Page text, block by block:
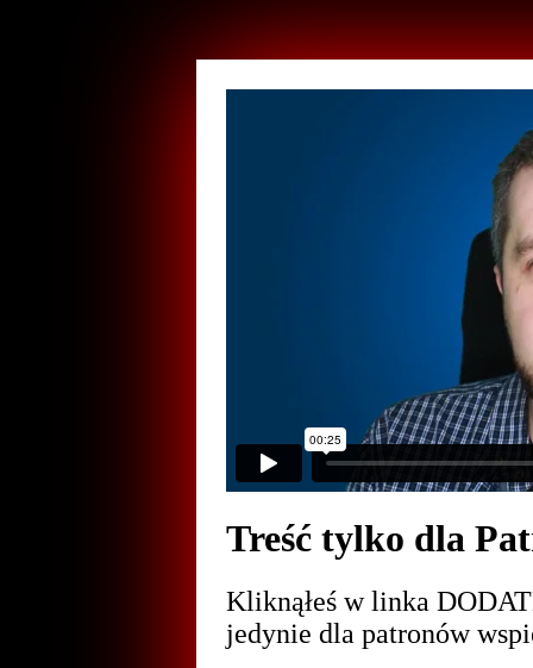
Treść tylko dla
Kliknąłeś w linka
jedynie dla patronów